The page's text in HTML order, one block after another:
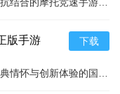
版手游
下载